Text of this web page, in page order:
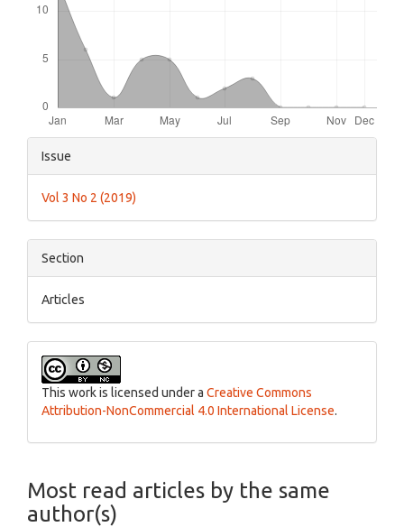
Article
Details
Issue
Vol 3 No 2 (2019)
Section
Articles
This work is licensed under a Creative Commons
Attribution-NonCommercial 4.0 International License.
Most read articles by the same
author(s)